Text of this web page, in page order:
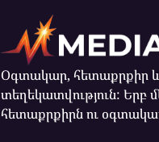
Օգտակար, հետաքրքիր
տեղեկատվություն: Երբ
հետաքրքիրն ու